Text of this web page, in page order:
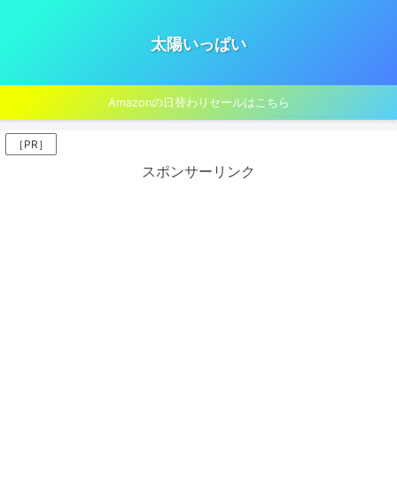
太陽いっぱい
Amazonの日替わりセールはこちら
［PR］
スポンサーリンク